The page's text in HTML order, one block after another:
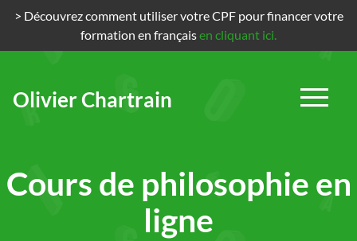
> Découvrez comment utiliser votre CPF pour financer votre
formation en françaisen cliquant ici.
Olivier Chartrain
Cours de philosophie en
ligne